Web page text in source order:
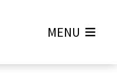
MENU